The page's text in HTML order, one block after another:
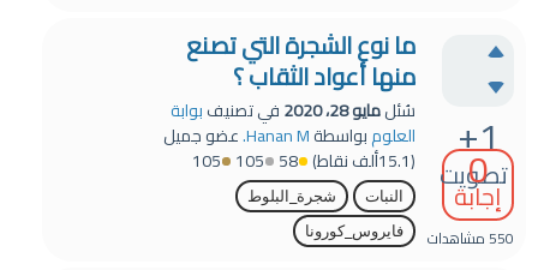
+1
تصويت
0
إجابة
550مشاهدات
ما نوع الشجرة التي تصنع
منها أعواد الثقاب ؟
سُئلمايو 28، 2020 في تصنيفبوابة
العلومبواسطةHanan M. عضو جميل
(15.1ألف نقاط) 58
105
105
النبات
شجرة_البلوط
فايروس_كورونا